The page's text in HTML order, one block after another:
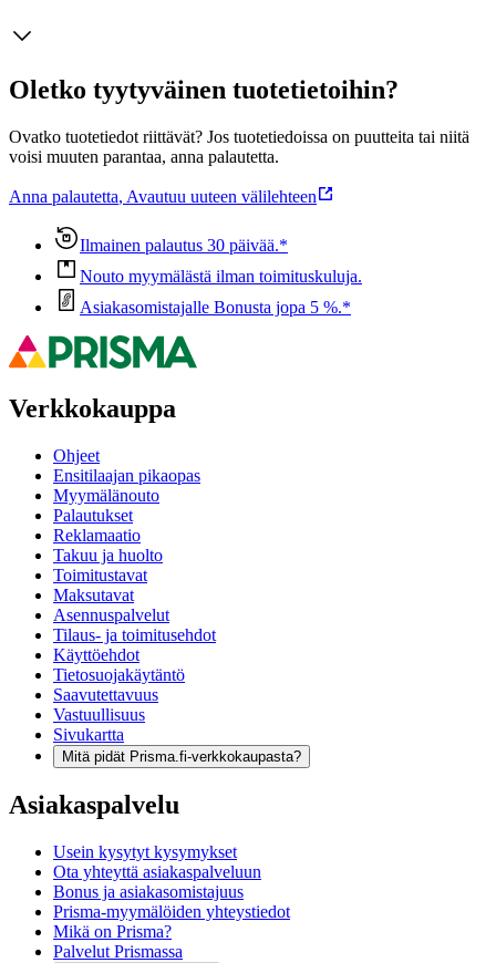
Oletko tyytyväinen tuotetietoihin?
Ovatko tuotetiedot riittävät? Jos tuotetiedoissa on puutteita tai niitä
voisi muuten parantaa, anna palautetta.
Anna palautetta, Avautuu uuteen välilehteen
Ilmainen palautus 30 päivää.*
Nouto myymälästä ilman toimituskuluja.
Asiakasomistajalle Bonusta jopa 5 %.*
Verkkokauppa
Ohjeet
Ensitilaajan pikaopas
Myymälänouto
Palautukset
Reklamaatio
Takuu ja huolto
Toimitustavat
Maksutavat
Asennuspalvelut
Tilaus- ja toimitusehdot
Käyttöehdot
Tietosuojakäytäntö
Saavutettavuus
Vastuullisuus
Sivukartta
Mitä pidät Prisma.fi-verkkokaupasta?
Asiakaspalvelu
Usein kysytyt kysymykset
Ota yhteyttä asiakaspalveluun
Bonus ja asiakasomistajuus
Prisma-myymälöiden yhteystiedot
Mikä on Prisma?
Palvelut Prismassa